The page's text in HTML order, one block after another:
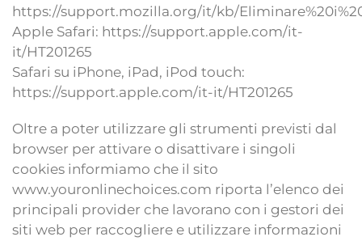
https://support.mozilla.org/it/kb/
Apple Safari: https://support.apple.com/it-
it/HT201265
Safari su iPhone, iPad, iPod touch:
https://support.apple.com/it-it/HT201265
Oltre a poter utilizzare gli strumenti previsti dal
browser per attivare o disattivare i singoli
cookies informiamo che il sito
www.youronlinechoices.com riporta l’elenco dei
principali provider che lavorano con i gestori dei
siti web per raccogliere e utilizzare informazioni